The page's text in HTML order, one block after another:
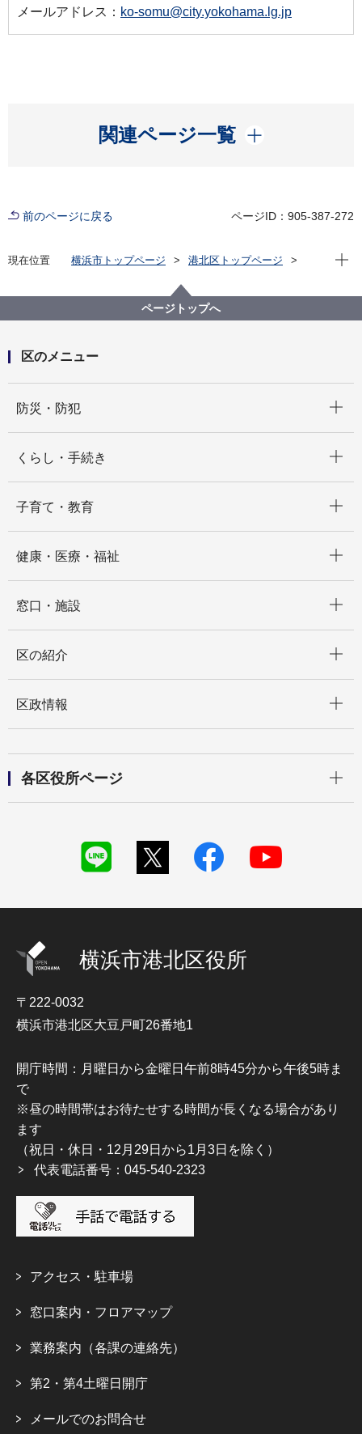
メールアドレス： ko-somu@city.yokohama.lg.jp
関連ページ一覧
開く
前のページに戻る ページID：905-387-272
現在位置 横浜市トップページ
港北区トップページ
緊急時情報伝達システム
現在
ページトップへ
区のメニュー
防災・防犯
くらし・手続き
子育て・教育
健康・医療・福祉
窓口・施設
区の紹介
区政情報
各区役所ページ
横浜市港北区役所
〒222-0032
横浜市港北区大豆戸町26番地1
開庁時間：月曜日から金曜日午前8時45分から午後5時ま
で
※昼の時間帯はお待たせする時間が長くなる場合があり
ます
（祝日・休日・12月29日から1月3日を除く）
代表電話番号：045-540-2323
アクセス・駐車場
窓口案内・フロアマップ
業務案内（各課の連絡先）
第2・第4土曜日開庁
メールでのお問合せ